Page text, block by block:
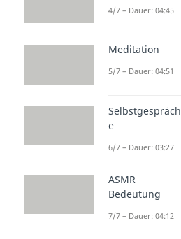
4/7 – Dauer: 04:45
Meditation
5/7 – Dauer: 04:51
Selbstgespräch
e
6/7 – Dauer: 03:27
ASMR
Bedeutung
7/7 – Dauer: 04:12